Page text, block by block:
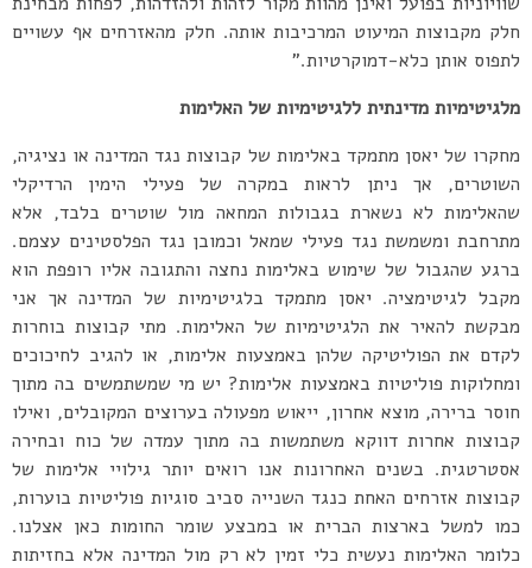
חלק מקבוצות המיעוט המרכיבות אותה. חלק מהאזרחים אף עשויים
לתפוס אותן כלא-דמוקרטיות.”
מלגיטימיות מדינתית ללגיטימיות של האלימות
מחקרו של יאסן מתמקד באלימות של קבוצות נגד המדינה או נציגיה,
השוטרים, אך ניתן לראות במקרה של פעילי הימין הרדיקלי
שהאלימות לא נשארת בגבולות המחאה מול שוטרים בלבד, אלא
מתרחבת ומשמשת נגד פעילי שמאל וכמובן נגד הפלסטינים עצמם.
ברגע שהגבול של שימוש באלימות נחצה והתגובה אליו רופפת הוא
מקבל לגיטימציה. יאסן מתמקד בלגיטימיות של המדינה אך אני
מבקשת להאיר את הלגיטימיות של האלימות. מתי קבוצות בוחרות
לקדם את הפוליטיקה שלהן באמצעות אלימות, או להגיב לחיכוכים
ומחלוקות פוליטיות באמצעות אלימות? יש מי שמשתמשים בה מתוך
חוסר ברירה, מוצא אחרון, ייאוש מפעולה בערוצים המקובלים, ואילו
קבוצות אחרות דווקא משתמשות בה מתוך עמדה של כוח ובחירה
אסטרטגית. בשנים האחרונות אנו רואים יותר גילויי אלימות של
קבוצות אזרחים האחת כנגד השנייה סביב סוגיות פוליטיות בוערות,
כמו למשל בארצות הברית או במבצע שומר החומות כאן אצלנו.
כלומר האלימות נעשית כלי זמין לא רק מול המדינה אלא בחזיתות